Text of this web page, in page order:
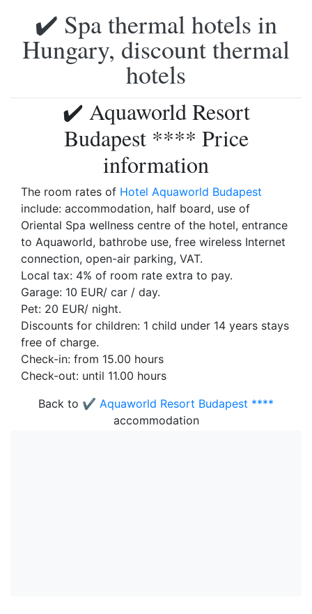
✔️ Spa thermal hotels in
Hungary, discount thermal
hotels
✔️ Aquaworld Resort
Budapest **** Price
information
The room rates of Hotel Aquaworld Budapest
include: accommodation, half board, use of
Oriental Spa wellness centre of the hotel, entrance
to Aquaworld, bathrobe use, free wireless Internet
connection, open-air parking, VAT.
Local tax: 4% of room rate extra to pay.
Garage: 10 EUR/ car / day.
Pet: 20 EUR/ night.
Discounts for children: 1 child under 14 years stays
free of charge.
Check-in: from 15.00 hours
Check-out: until 11.00 hours
Back to ✔️ Aquaworld Resort Budapest ****
accommodation